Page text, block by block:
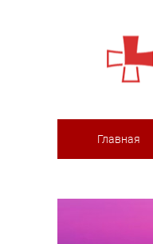
Главная